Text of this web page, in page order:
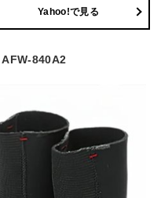
Yahoo!で見る
AFW-840A2